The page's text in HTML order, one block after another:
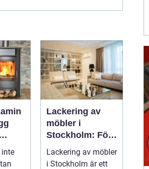
inte
Lackering av
möbler i
Stockholm: För
ett hållbart och
snyggt hem
Lackering av möbler
i Stockholm är ett